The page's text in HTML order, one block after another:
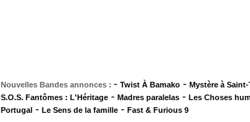
Nouvelles Bandes annonces : - Twist À Bamako - Mystère à Saint-
S.O.S. Fantômes : L'Héritage - Madres paralelas - Les Choses
Portugal - Le Sens de la famille - Fast & Furious 9